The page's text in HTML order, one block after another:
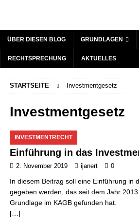
ÜBER DIESEN BLOG GRUNDLAGEN
RECHTSPRECHUNG AKTUELLES
STARTSEITE Investmentgesetz
Investmentgesetz
INVESTMENTRECHT
Einführung in das
2. November 2019 ijanert 0
In diesem Beitrag soll eine Einführung in
gegeben werden, das seit dem Jahr
Grundlage im KAGB gefunden hat.
[…]